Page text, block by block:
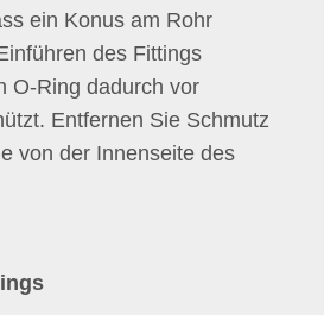
ein Konus am Rohr
des Fittings
O-Ring dadurch vor
Entfernen Sie Schmutz
von der Innenseite des